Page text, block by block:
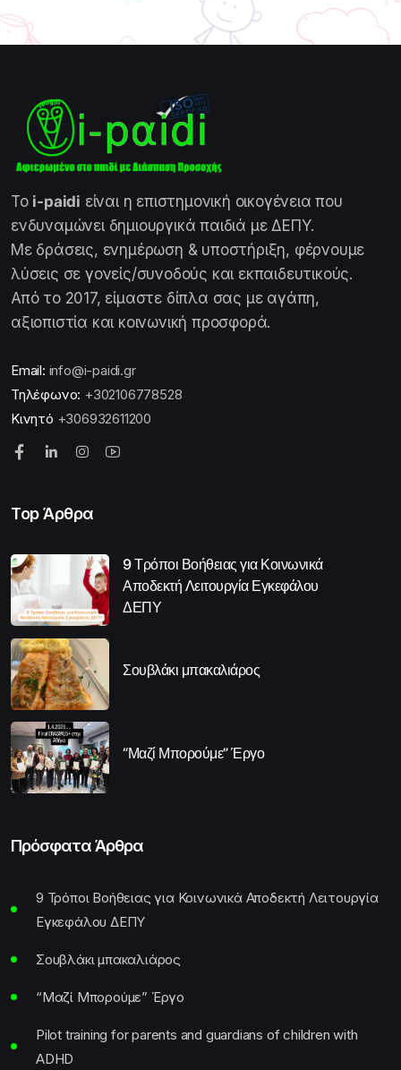
Το i-paidi είναι η επιστημονική οικογένεια που
ενδυναμώνει δημιουργικά παιδιά με ΔΕΠΥ.
Με δράσεις, ενημέρωση & υποστήριξη, φέρνουμε
λύσεις σε γονείς/συνοδούς και εκπαιδευτικούς.
Από το 2017, είμαστε δίπλα σας με αγάπη,
αξιοπιστία και κοινωνική προσφορά.
Email: info@i-paidi.gr
Τηλέφωνο: +302106778528
Κινητό +306932611200
Top Άρθρα
9 Τρόποι Βοήθειας για Κοινωνικά
Αποδεκτή Λειτουργία Εγκεφάλου
ΔΕΠΥ
Σουβλάκι μπακαλιάρος
“Μαζί Μπορούμε” Έργο
Πρόσφατα Άρθρα
9 Τρόποι Βοήθειας για Κοινωνικά Αποδεκτή Λειτουργία
Εγκεφάλου ΔΕΠΥ
Σουβλάκι μπακαλιάρος
“Μαζί Μπορούμε” Έργο
Pilot training for parents and guardians of children with
ADHD